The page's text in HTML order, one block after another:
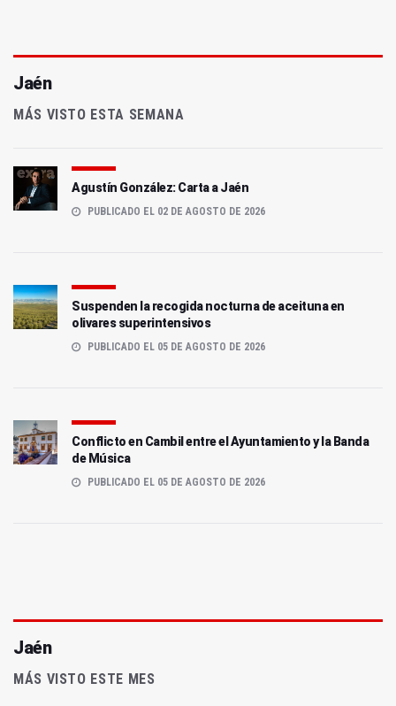
Jaén
MÁS VISTO ESTA SEMANA
Agustín González: Carta a Jaén
PUBLICADO EL 02 DE AGOSTO DE 2026
Suspenden la recogida nocturna de aceituna en
olivares superintensivos
PUBLICADO EL 05 DE AGOSTO DE 2026
Conflicto en Cambil entre el Ayuntamiento y la Banda
de Música
PUBLICADO EL 05 DE AGOSTO DE 2026
Jaén
MÁS VISTO ESTE MES